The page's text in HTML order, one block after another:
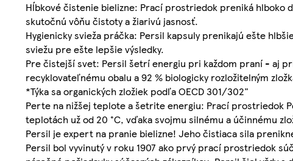
Hĺbkové čistenie bielizne: Prací prostriedok preniká hlboko
skutočnú vôňu čistoty a žiarivú jasnosť.
Hygienicky svieža práčka: Persil kapsuly prenikajú ešte
sviežu pre ešte lepšie výsledky.
Pre čistejší svet: Persil šetrí energiu pri každom praní - aj
recyklovateľnému obalu a 92 % biologicky rozložitelným
*Týka sa organických zložiek podľa OECD 301/302"
Perte na nižšej teplote a šetrite energiu: Prací prostriedok
teplotách už od 20 °C, vďaka svojmu silnému a účinnému
Persil je expert na pranie bielizne! Jeho čistiaca sila
Persil bol vyvinutý v roku 1907 ako prvý prací prostriedok